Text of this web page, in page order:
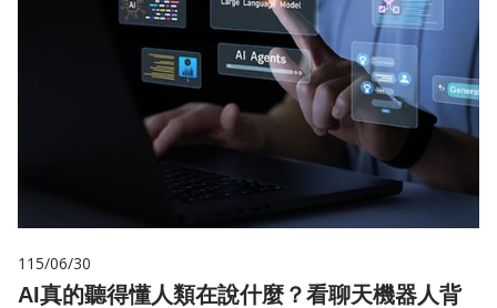
115/06/30
AI真的聽得懂人類在說什麼？看聊天機器人背